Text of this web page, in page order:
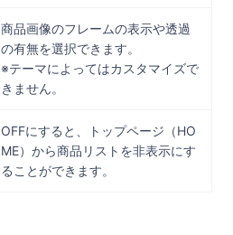
商品画像のフレームの表示や透過
の有無を選択できます。
※テーマによってはカスタマイズで
きません。
OFFにすると、トップページ（HO
ME）から商品リストを非表示にす
ることができます。